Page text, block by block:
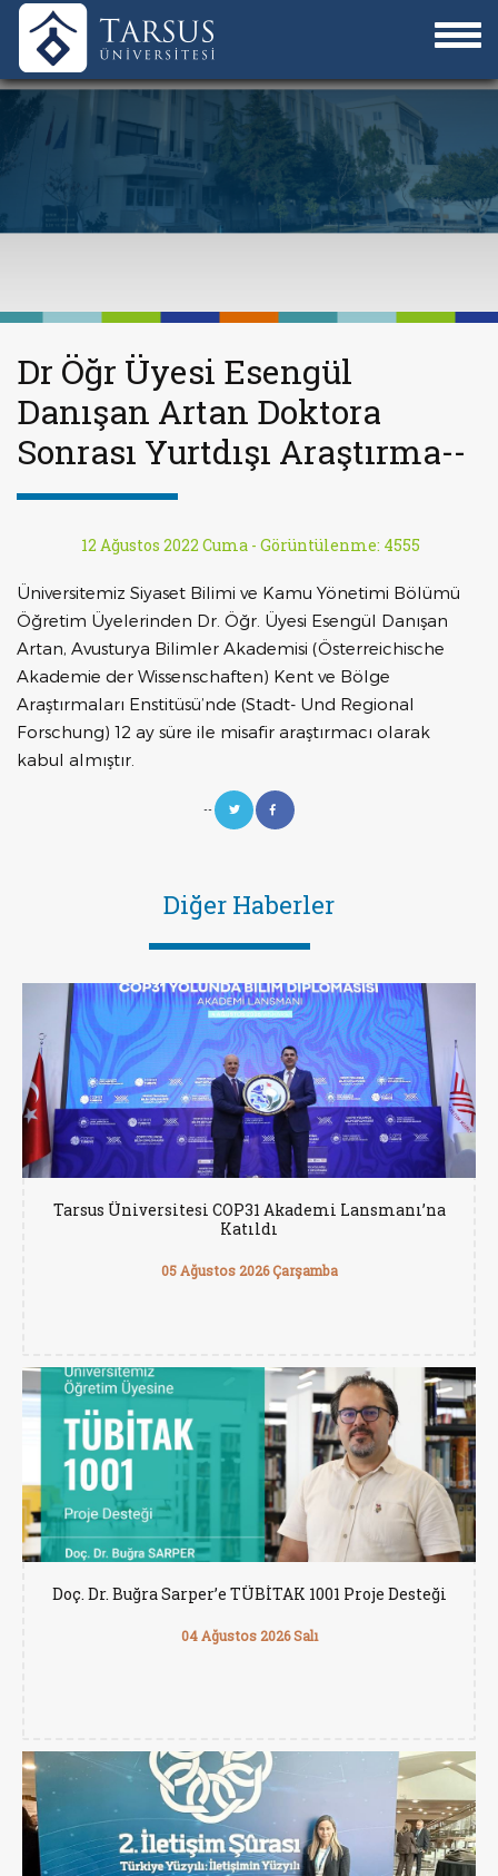
Dr Öğr Üyesi Esengül
Danışan Artan Doktora
Sonrası Yurtdışı Araştırma--
12 Ağustos 2022 Cuma - Görüntülenme: 4555
Üniversitemiz Siyaset Bilimi ve Kamu Yönetimi Bölümü
Öğretim Üyelerinden Dr. Öğr. Üyesi Esengül Danışan
Artan, Avusturya Bilimler Akademisi (Österreichische
Akademie der Wissenschaften) Kent ve Bölge
Araştırmaları Enstitüsü’nde (Stadt- Und Regional
Forschung) 12 ay süre ile misafir araştırmacı olarak
kabul almıştır.
--
Diğer Haberler
Tarsus Üniversitesi COP31 Akademi Lansmanı’na
Katıldı
05 Ağustos 2026 Çarşamba
Doç. Dr. Buğra Sarper’e TÜBİTAK 1001 Proje Desteği
04 Ağustos 2026 Salı